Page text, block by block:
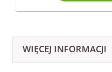
WIĘCEJ INFORMACJI